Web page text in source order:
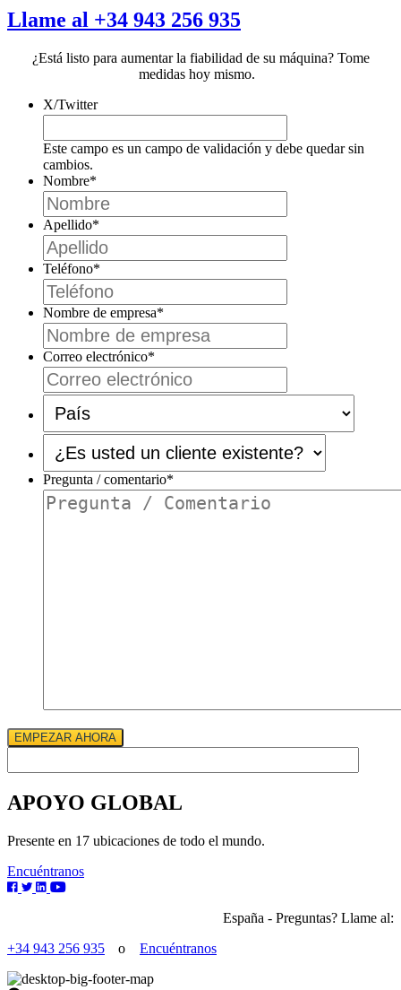
Llame al +34 943 256 935
¿Está listo para aumentar la fiabilidad de su máquina? Tome
medidas hoy mismo.
X/Twitter
Este campo es un campo de validación y debe quedar sin
cambios.
Nombre*
Apellido*
Teléfono*
Nombre de empresa*
Correo electrónico*
País*
¿Es
usted
un
cliente
existente?
*
Pregunta / comentario*
EMPEZAR AHORA
APOYO GLOBAL
Presente en 17 ubicaciones de todo el mundo.
Encuéntranos
España - Preguntas? Llame al:
+34 943 256 935
o Encuéntranos